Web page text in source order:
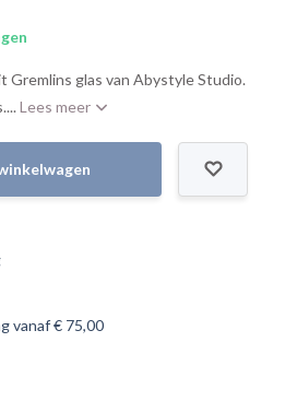
Gremlins glas van Abystyle Studio.
Lees meer
vanaf € 75,00